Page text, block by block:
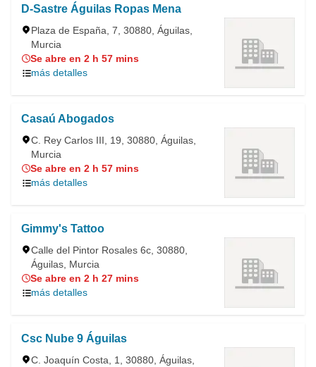
D-Sastre Águilas Ropas Mena
Plaza de España, 7, 30880, Águilas,
Murcia
Se abre en 2 h 57 mins
más detalles
Casaú Abogados
C. Rey Carlos III, 19, 30880, Águilas,
Murcia
Se abre en 2 h 57 mins
más detalles
Gimmy's Tattoo
Calle del Pintor Rosales 6c, 30880,
Águilas, Murcia
Se abre en 2 h 27 mins
más detalles
Csc Nube 9 Águilas
C. Joaquín Costa, 1, 30880, Águilas,